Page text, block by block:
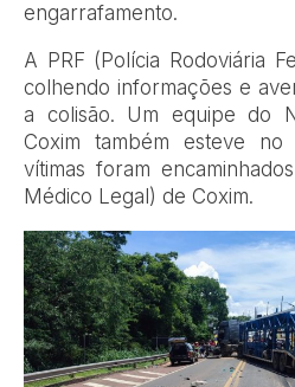
engarrafamento.
A PRF (Polícia Rodoviária
colhendo informações e
a colisão. Um equipe do
Coxim também esteve
vítimas foram
Médico Legal) de Coxim.